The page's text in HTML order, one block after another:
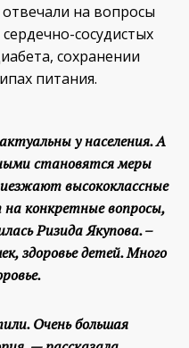
на вопросы
сосудистых
сохранении
питания.
у населения. А
становятся меры
высококлассные
конкретные вопросы,
Ризида Якупова. –
здоровье детей. Много
Очень большая